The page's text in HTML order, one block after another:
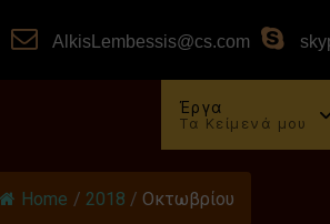
AlkisLembessis@cs.com
Έργα
Τα Κείμενά μου
Home / 2018 / Οκτωβρίου